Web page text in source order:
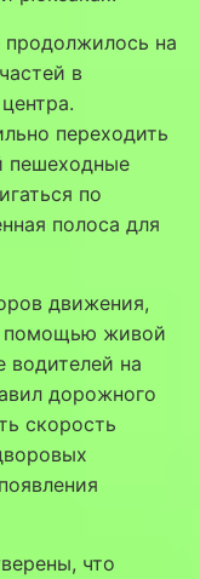
на
в
переходить
пешеходные
по
полоса для
движения,
помощью живой
водителей на
дорожного
скорость
что